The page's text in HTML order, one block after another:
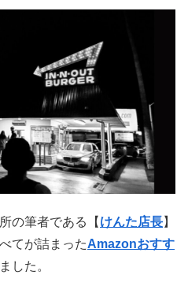
の筆者である【 けんた店長】
てが詰まったAmazonおすす
した。